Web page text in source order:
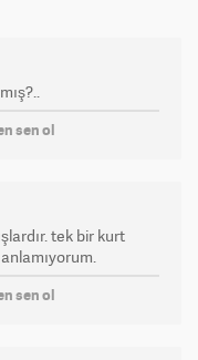
sen ol
tek bir kurt
sen ol